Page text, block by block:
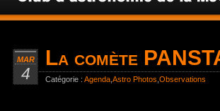
MAR
4
La comète
Catégorie : Agenda Astro Photos Observations